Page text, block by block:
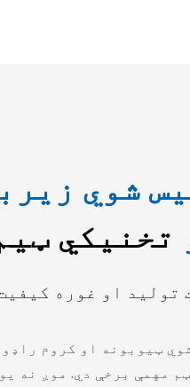
شوي
تخنیکي
تولید او غوره
ټیوبونه او کروم
مهمې برخې دي. موږ نه